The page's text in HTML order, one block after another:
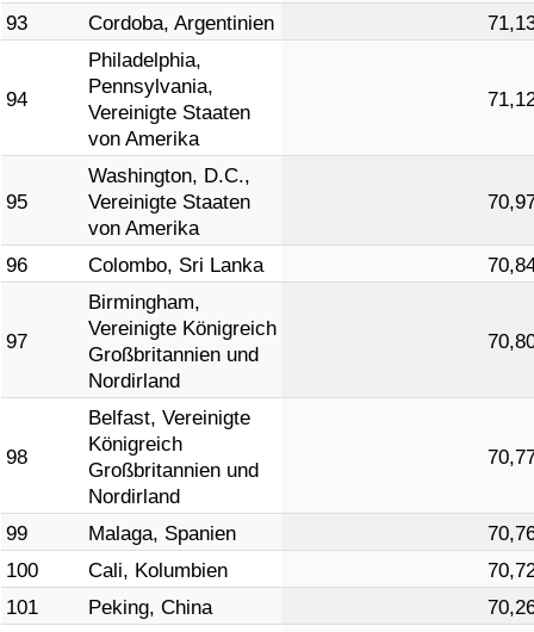
93
Cordoba, Argentinien
94
Philadelphia,
Pennsylvania,
Vereinigte Staaten
von Amerika
95
Washington, D.C.,
Vereinigte Staaten
von Amerika
96 Colombo, Sri Lanka
97
Birmingham,
Vereinigte Königreich
Großbritannien und
Nordirland
98
Belfast, Vereinigte
Königreich
Großbritannien und
Nordirland
99 Malaga, Spanien
100
Cali, Kolumbien
101
Peking, China